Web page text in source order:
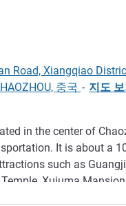
Road, Xiangqiao
중국 - 지도 보
in the center of
It is about a
such as
Xujuma